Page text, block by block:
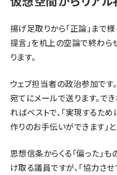
揚げ足取りから「正論」まで
提言」を机上の空論で終わ
ります。
ウェブ担当者の政治参加です
宛てにメールで送ります。で
ればベストで、「実現するた
作りのお手伝いができます」
思想信条からくる「偏った」
け取る議員ですが、「協力さ